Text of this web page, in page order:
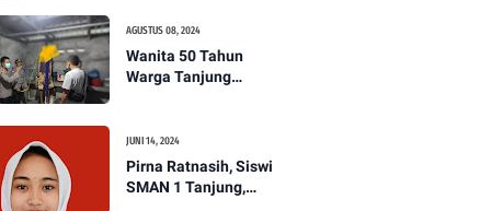
AGUSTUS 08, 2024
Wanita 50 Tahun
Warga Tanjung
JUNI 14, 2024
Pirna Ratnasih, Siswi
SMAN 1 Tanjung,